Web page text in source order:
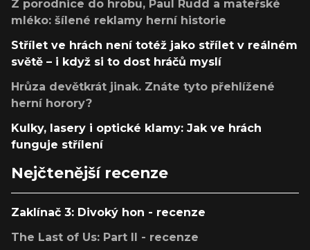
Z porodnice do hrobu, Paul Rudd a mateřské
mléko: šílené reklamy herní historie
Střílet ve hrách není totéž jako střílet v reálném
světě – i když si to dost hráčů myslí
Hrůza devětkrát jinak. Znáte tyto přehlížené
herní horory?
Kulky, lasery i optické klamy: Jak ve hrách
funguje střílení
Nejčtenější recenze
Zaklínač 3: Divoký hon - recenze
The Last of Us: Part II - recenze